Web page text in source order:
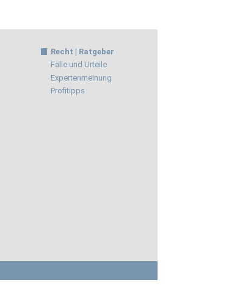
Recht | Ratgeber
Fälle und Urteile
Expertenmeinung
Profitipps